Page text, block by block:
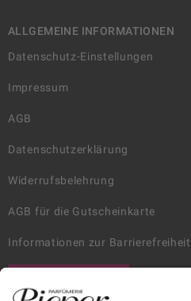
ALLGEMEINE INFORMATIONEN
Datenschutz-Einstellungen
Impressum
AGB
Datenschutzerklärung
Widerrufsbelehrung
AGB für die Gutscheinkarte
Informationen zur Barrierefreiheit